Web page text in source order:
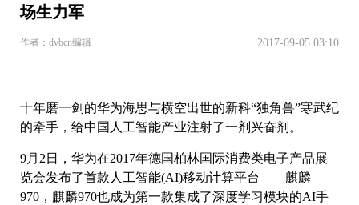
场生力军
作者：dvbcn编辑 2017-09-05 03:10
十年磨一剑的华为海思与横空出世的新科“独角兽”寒武纪
的牵手，给中国人工智能产业注射了一剂兴奋剂。
9月2日，华为在2017年德国柏林国际消费类电子产品展
览会发布了首款人工智能(AI)移动计算平台——麒麟
970，麒麟970也成为第一款集成了深度学习模块的AI手